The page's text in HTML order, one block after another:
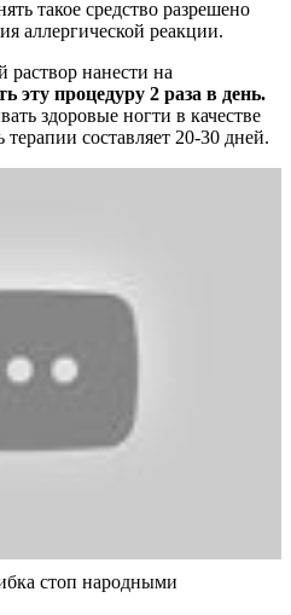
такое средство разрешено
аллергической реакции.
раствор нанести на
эту процедуру 2 раза в день.
здоровые ногти в качестве
составляет 20-30 дней.
стоп народными